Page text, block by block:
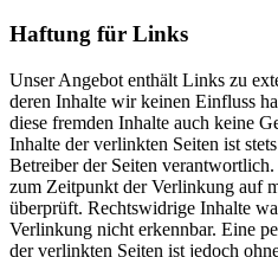
Haftung für Links
Unser Angebot enthält Links zu
deren Inhalte wir keinen Einfluss
diese fremden Inhalte auch keine
Inhalte der verlinkten Seiten ist
Betreiber der Seiten
zum Zeitpunkt der Verlinkung auf
überprüft. Rechtswidrige Inhalte
Verlinkung nicht erkennbar. Eine
der verlinkten Seiten ist jedoch